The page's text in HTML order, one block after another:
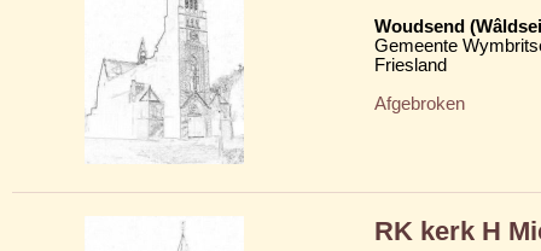
Woudsend
Gemeente
Friesland
Afgebroken
RK kerk H